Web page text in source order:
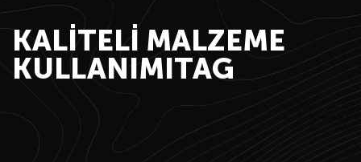
KALITELI MALZEME
KULLANIMITAG